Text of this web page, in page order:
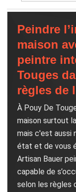
Peindre
maison
peintre
Touges
règles de
À Pouy De
maison surtout
mais c'est aussi
état et de vous
Artisan Bauer
capable de
selon les règles